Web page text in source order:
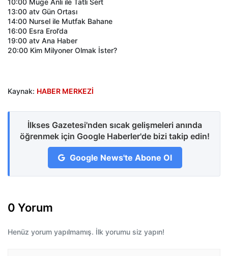
10:00 Müge Anlı ile Tatlı Sert
13:00 atv Gün Ortası
14:00 Nursel ile Mutfak Bahane
16:00 Esra Erol’da
19:00 atv Ana Haber
20:00 Kim Milyoner Olmak İster?
Kaynak: HABER MERKEZİ
İlkses Gazetesi'nden sıcak gelişmeleri anında
öğrenmek için Google Haberler'de bizi takip edin!
Google News'te Abone Ol
0 Yorum
Henüz yorum yapılmamış. İlk yorumu siz yapın!